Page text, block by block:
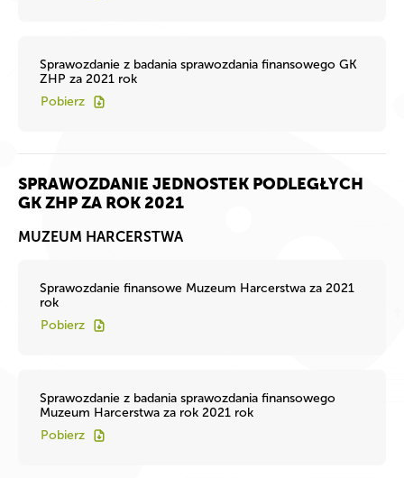
Sprawozdanie z badania sprawozdania finansowego GK
ZHP za 2021 rok
Pobierz
SPRAWOZDANIE JEDNOSTEK PODLEGŁYCH
GK ZHP ZA ROK 2021
MUZEUM HARCERSTWA
Sprawozdanie finansowe Muzeum Harcerstwa za 2021
rok
Pobierz
Sprawozdanie z badania sprawozdania finansowego
Muzeum Harcerstwa za rok 2021 rok
Pobierz